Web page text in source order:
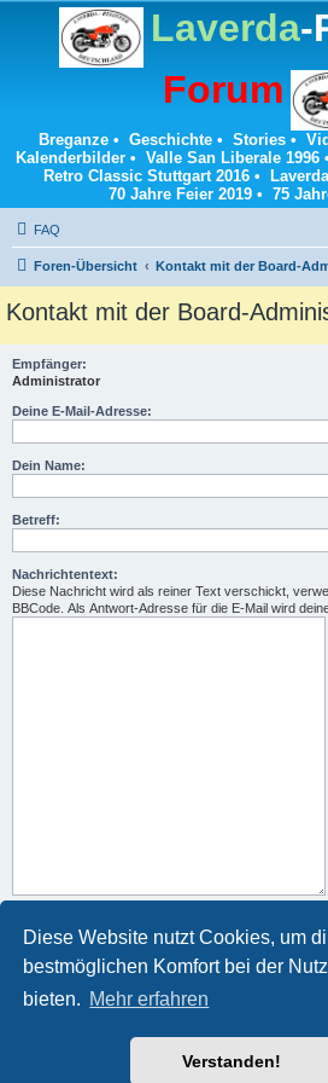
Diese Website nutzt Cookies, um
bestmöglichen Komfort bei der
bieten. Mehr erfahren
Verstanden!
Laverda-
Forum
Breganze• Geschichte• Stories•
Kalenderbilder• Valle San Liberale 1996
Retro Classic Stuttgart 2016 •
70 Jahre Feier 2019 • 75
FAQ
Foren-Übersicht Kontakt mit der Board-
Kontakt mit der Board-
Empfänger:
Administrator
Deine E-Mail-Adresse:
Dein Name:
Betreff:
Nachrichtentext:
Diese Nachricht wird als reiner Text verschickt,
BBCode. Als Antwort-Adresse für die E-Mail wird
Foren-Übersicht
Powered byphpBB® Forum Software
Deutsche Übersetzung durch